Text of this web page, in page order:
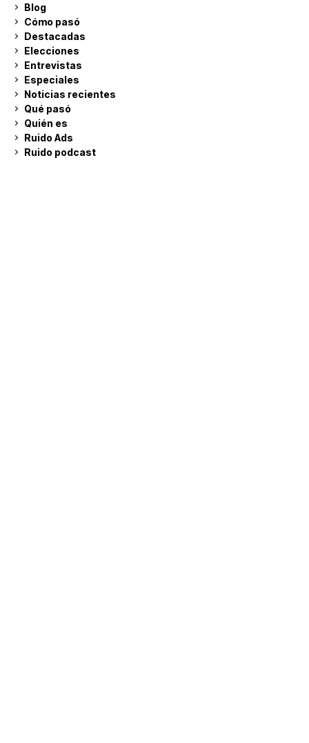
Blog
Cómo pasó
Destacadas
Elecciones
Entrevistas
Especiales
Noticias recientes
Qué pasó
Quién es
Ruido Ads
Ruido podcast